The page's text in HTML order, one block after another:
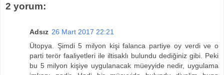
2 yorum:
Adsız 26 Mart 2017 22:21
Ütopya. Şimdi 5 milyon kişi falanca partiye oy verdi ve o
parti terör faaliyetleri ile iltisaklı bulundu dediğiniz gibi. Peki
bu 5 milyon kişiye uygulanacak müeyyide nedir, uygulama